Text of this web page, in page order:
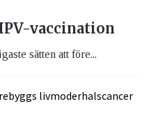
vaccination
sätten att före...